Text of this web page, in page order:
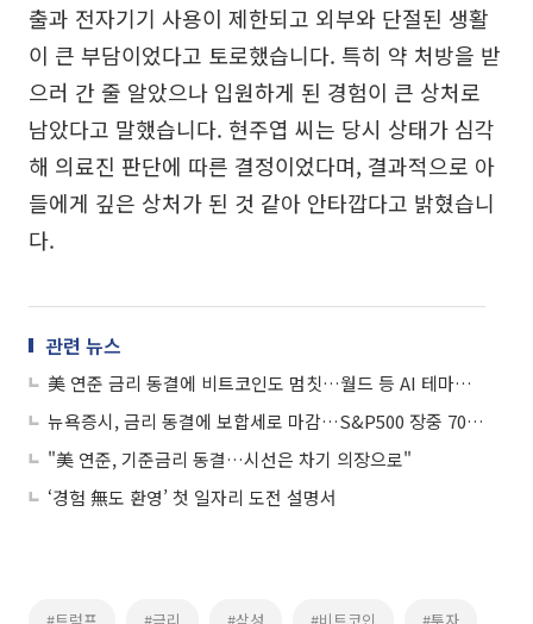
출과 전자기기 사용이 제한되고 외부와 단절된 생활
이 큰 부담이었다고 토로했습니다. 특히 약 처방을 받
으러 간 줄 알았으나 입원하게 된 경험이 큰 상처로
남았다고 말했습니다. 현주엽 씨는 당시 상태가 심각
해 의료진 판단에 따른 결정이었다며, 결과적으로 아
들에게 깊은 상처가 된 것 같아 안타깝다고 밝혔습니
다.
관련 뉴스
美 연준 금리 동결에 비트코인도 멈칫…월드 등 AI 테마는 '폭등'
뉴욕증시, 금리 동결에 보합세로 마감…S&P500 장중 7000선 돌파
"美 연준, 기준금리 동결…시선은 차기 의장으로"
‘경험 無도 환영’ 첫 일자리 도전 설명서